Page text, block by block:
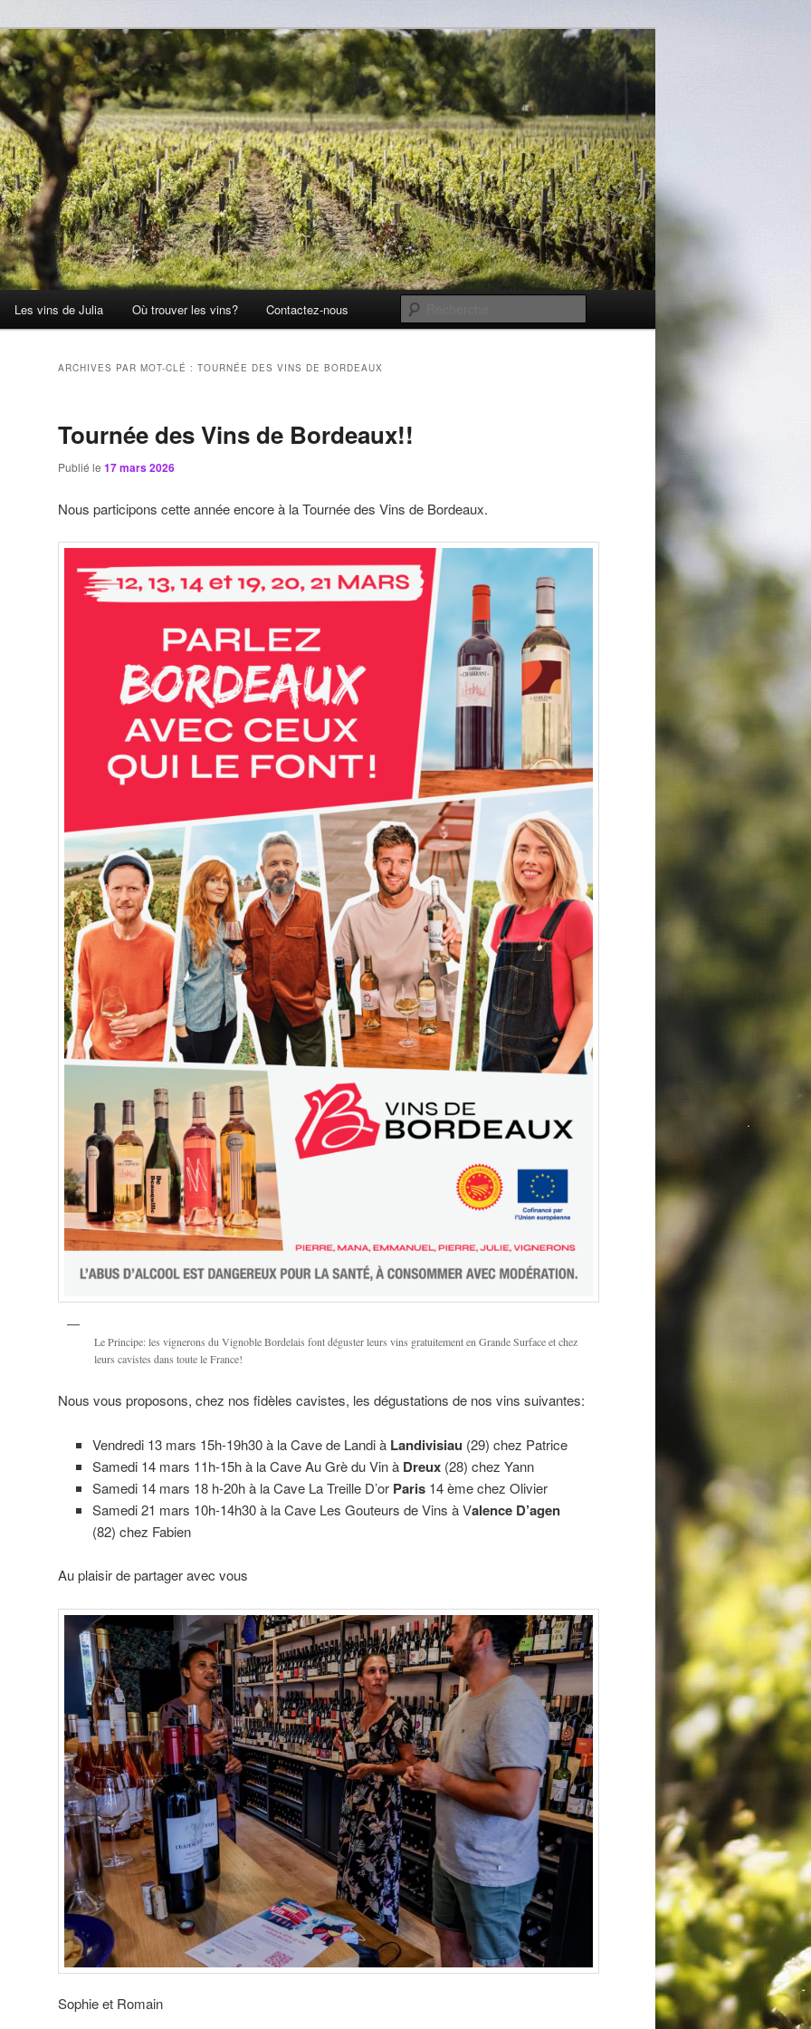
Les vins de Julia Où trouver les vins? Contactez-nous
ARCHIVES PAR MOT-CLÉ : TOURNÉE DES VINS DE BORDEAUX
Tournée des Vins de Bordeaux!!
Publié le 17 mars 2026
Nous participons cette année encore à la Tournée des Vins de Bordeaux.
Le Principe: les vignerons du Vignoble Bordelais font déguster leurs vins gratuitement en Grande Surface et chez
leurs cavistes dans toute le France!
Nous vous proposons, chez nos fidèles cavistes, les dégustations de nos vins suivantes:
Vendredi 13 mars 15h-19h30 à la Cave de Landi à Landivisiau (29) chez Patrice
Samedi 14 mars 11h-15h à la Cave Au Grè du Vin à Dreux (28) chez Yann
Samedi 14 mars 18 h-20h à la Cave La Treille D’or Paris 14 ème chez Olivier
Samedi 21 mars 10h-14h30 à la Cave Les Gouteurs de Vins à Valence D’agen
(82) chez Fabien
Au plaisir de partager avec vous
Sophie et Romain